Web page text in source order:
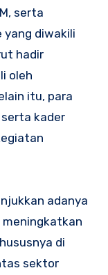
serta
yang diwakili
hadir
oleh
itu, para
serta kader
adanya
meningkatkan
di
sektor